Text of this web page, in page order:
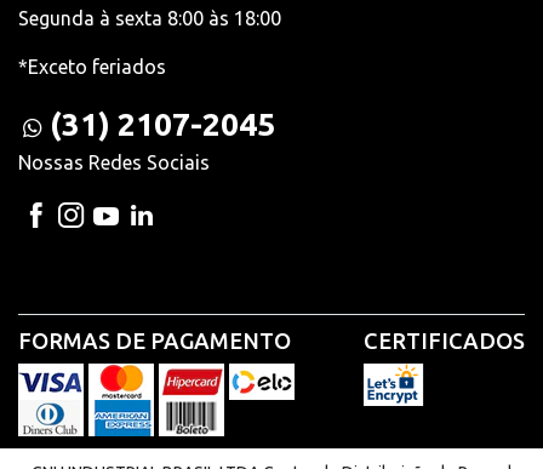
Segunda à sexta 8:00 às 18:00
*Exceto feriados
(31) 2107-2045
Nossas Redes Sociais
FORMAS DE PAGAMENTO CERTIFICADOS